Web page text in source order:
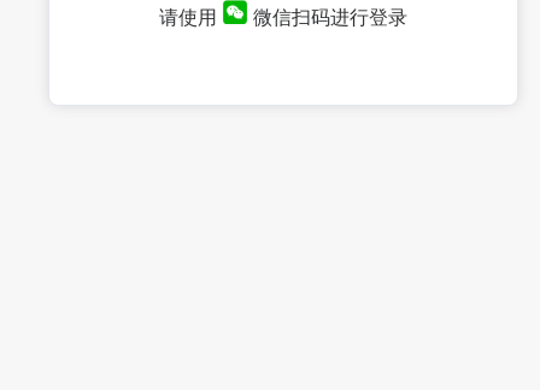
请使用 微信扫码进行登录